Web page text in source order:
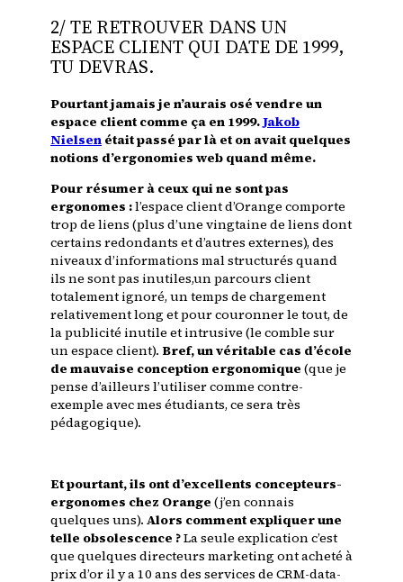
2/ TE RETROUVER DANS UN
ESPACE CLIENT QUI DATE DE 1999,
TU DEVRAS.
Pourtant jamais je n’aurais osé vendre un
espace client comme ça en 1999.Jakob
Nielsen était passé par là et on avait quelques
notions d’ergonomies web quand même.
Pour résumer à ceux qui ne sont pas
ergonomes :l’espace client d’Orange comporte
trop de liens (plus d’une vingtaine de liens dont
certains redondants et d’autres externes), des
niveaux d’informations mal structurés quand
ils ne sont pas inutiles,un parcours client
totalement ignoré, un temps de chargement
relativement long et pour couronner le tout, de
la publicité inutile et intrusive (le comble sur
un espace client). Bref, un véritable cas d’école
de mauvaise conception ergonomique (que je
pense d’ailleurs l’utiliser comme contre-
exemple avec mes étudiants, ce sera très
pédagogique).
Et pourtant, ils ont d’excellents concepteurs-
ergonomes chez Orange (j’en connais
quelques uns). Alors comment expliquer une
telle obsolescence ?La seule explication c’est
que quelques directeurs marketing ont acheté à
prix d’or il y a 10 ans des services de CRM-data-